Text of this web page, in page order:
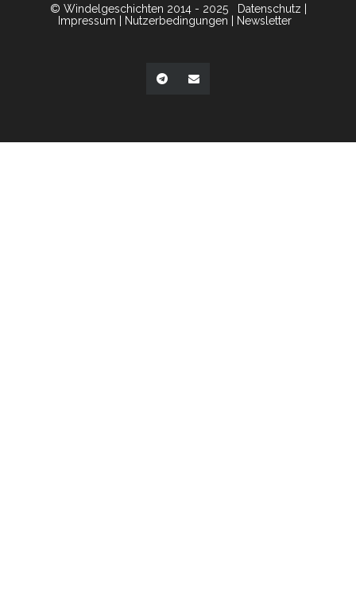
© Windelgeschichten 2014 - 2025 Datenschutz
Impressum
Nutzerbedingungen Newsletter